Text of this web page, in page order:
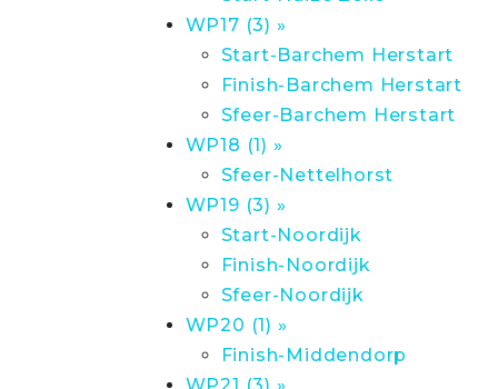
WP17 (3) »
Start-Barchem Herstart
Finish-Barchem Herstart
Sfeer-Barchem Herstart
WP18 (1) »
Sfeer-Nettelhorst
WP19 (3) »
Start-Noordijk
Finish-Noordijk
Sfeer-Noordijk
WP20 (1) »
Finish-Middendorp